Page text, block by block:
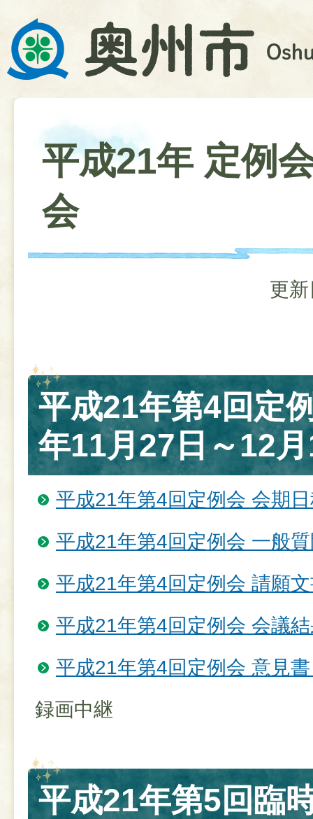
平成21年 定例
会
更
平成21年第4回定
年11月27日～12
平成21年第4回定例会 会期
平成21年第4回定例会 一般
平成21年第4回定例会 請願
平成21年第4回定例会 会議
平成21年第4回定例会 意見
録画中継
平成21年第5回臨